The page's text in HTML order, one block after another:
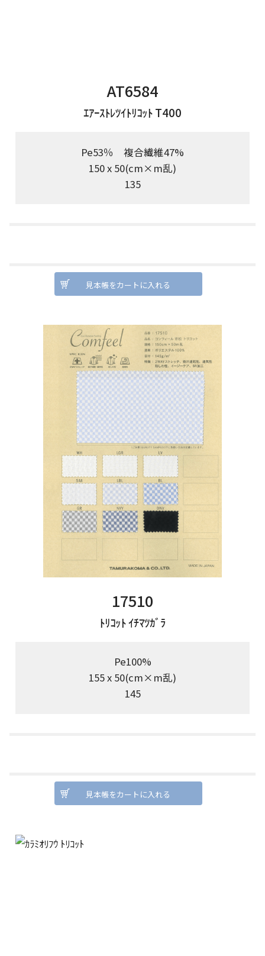
AT6584
ｴｱｰｽﾄﾚﾂｲﾄﾘｺｯﾄ T400
Pe53％ 複合繊維47%
150 x 50(cm×m乱)
135
見本帳をカートに入れる
17510
ﾄﾘｺｯﾄ ｲﾁﾏﾂｶﾞﾗ
Pe100%
155 x 50(cm×m乱)
145
見本帳をカートに入れる